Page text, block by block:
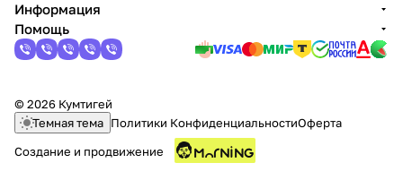
Информация
Помощь
© 2026 Кумтигей
Темная тема Политики КонфиденциальностиОферта
Создание и продвижение